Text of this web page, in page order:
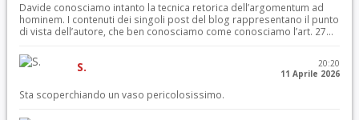
Davide conosciamo intanto la tecnica retorica dell’argomentum ad
hominem. I contenuti dei singoli post del blog rappresentano il punto
di vista dell’autore, che ben conosciamo come conosciamo l’art. 27...
S.
20:20
11 Aprile 2026
Sta scoperchiando un vaso pericolosissimo.